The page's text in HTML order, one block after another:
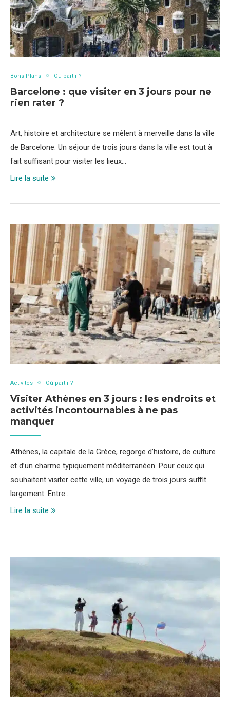
Bons Plans Où partir ?
Barcelone : que visiter en 3 jours pour ne
rien rater ?
Art, histoire et architecture se mêlent à merveille dans la ville
de Barcelone. Un séjour de trois jours dans la ville est tout à
fait suffisant pour visiter les lieux…
Lire la suite
Activités Où partir ?
Visiter Athènes en 3 jours : les endroits et
activités incontournables à ne pas
manquer
Athènes, la capitale de la Grèce, regorge d’histoire, de culture
et d’un charme typiquement méditerranéen. Pour ceux qui
souhaitent visiter cette ville, un voyage de trois jours suffit
largement. Entre…
Lire la suite